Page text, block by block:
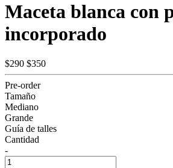
Maceta blanca con
incorporado
$290 $350
Pre-order
Tamaño
Mediano
Grande
Guía de talles
Cantidad
-